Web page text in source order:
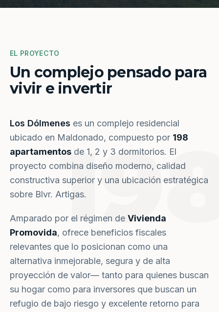
EL PROYECTO
Un complejo pensado para
vivir e invertir
Los Dólmenes es un complejo residencial
ubicado en Maldonado, compuesto por 198
apartamentos de 1, 2 y 3 dormitorios. El
proyecto combina diseño moderno, calidad
constructiva superior y una ubicación estratégica
sobre Blvr. Artigas.
Amparado por el régimen de Vivienda
Promovida, ofrece beneficios fiscales
relevantes que lo posicionan como una
alternativa inmejorable, segura y de alta
proyección de valor— tanto para quienes buscan
su hogar como para inversores que buscan un
refugio de bajo riesgo y excelente retorno para